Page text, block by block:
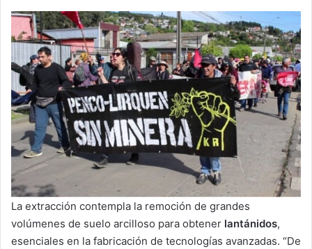
La extracción contempla la remoción de grandes
volúmenes de suelo arcilloso para obtener lantánidos,
esenciales en la fabricación de tecnologías avanzadas. “De